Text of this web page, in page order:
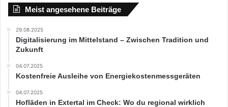
Meist angesehene Beiträge
29.08.2025
Digitalisierung im Mittelstand – Zwischen Tradition und
Zukunft
04.07.2025
Kostenfreie Ausleihe von Energiekostenmessgeräten
04.07.2025
Hofläden in Extertal im Check: Wo du regional wirklich